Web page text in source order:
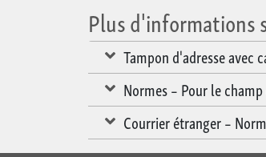
Plus d'informations
Tampon d'adresse avec
Normes – Pour le
Courrier étranger –